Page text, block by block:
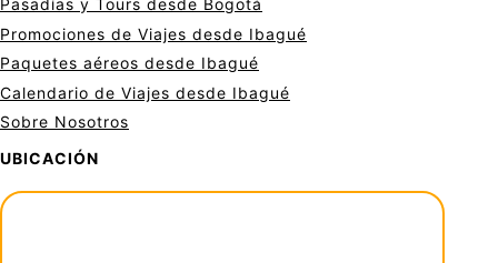
Pasadías y Tours desde Bogotá
Promociones de Viajes desde Ibagué
Paquetes aéreos desde Ibagué
Calendario de Viajes desde Ibagué
Sobre Nosotros
UBICACIÓN